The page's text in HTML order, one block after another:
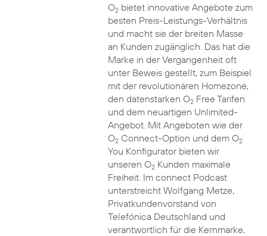
O2bietet innovative Angebote zum
besten Preis-Leistungs-Verhältnis
und macht sie der breiten Masse
an Kunden zugänglich. Das hat die
Marke in der Vergangenheit oft
unter Beweis gestellt, zum Beispiel
mit der revolutionären Homezone,
den datenstarken O2Free Tarifen
und dem neuartigen Unlimited-
Angebot. Mit Angeboten wie der
O2Connect-Option und dem O2
You Konfigurator bieten wir
unseren O2Kunden maximale
Freiheit. Im connect Podcast
unterstreicht Wolfgang Metze,
Privatkundenvorstand von
Telefónica Deutschland und
verantwortlich für die Kernmarke,